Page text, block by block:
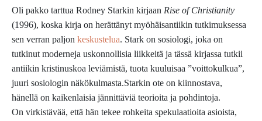
Oli pakko tarttua Rodney Starkin kirjaan Rise of Christianity
(1996), koska kirja on herättänyt myöhäisantiikin tutkimuksessa
sen verran paljon keskustelua. Stark on sosiologi, joka on
tutkinut moderneja uskonnollisia liikkeitä ja tässä kirjassa tutkii
antiikin kristinuskoa leviämistä, tuota kuuluisaa ”voittokulkua”,
juuri sosiologin näkökulmasta.Starkin ote on kiinnostava,
hänellä on kaikenlaisia jännittäviä teorioita ja pohdintoja.
On virkistävää, että hän tekee rohkeita spekulaatioita asioista,